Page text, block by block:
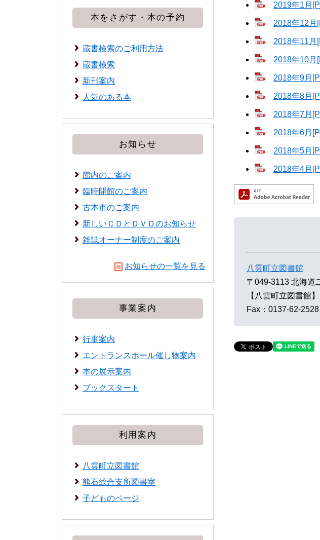
2019年1月
2018年12月
2018年11月
2018年10月
2018年9月
2018年8月
2018年7月
2018年6月
2018年5月
2018年4月
八雲町立図書館
〒049-3113 北海道
【八雲町立図書館】
Fax：0137-62-2528
本をさがす・本の予約
蔵書検索のご利用方法
蔵書検索
新刊案内
人気のある本
お知らせ
館内のご案内
臨時開館のご案内
古本市のご案内
新しいＣＤとＤＶＤのお知らせ
雑誌オーナー制度のご案内
お知らせの一覧を見る
事業案内
行事案内
エントランスホール催し物案内
本の展示案内
ブックスタート
利用案内
八雲町立図書館
熊石総合支所図書室
子どものページ